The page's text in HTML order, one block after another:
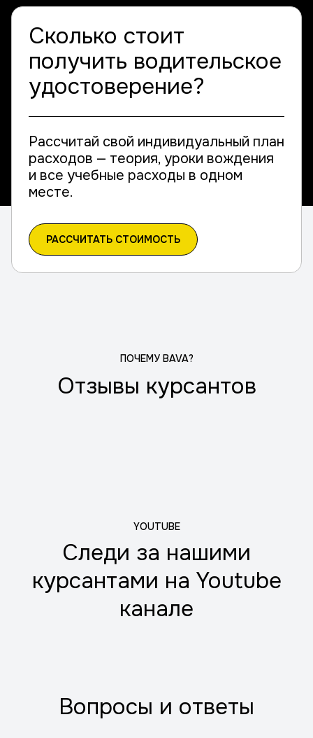
Сколько стоит
получить водительское
удостоверение?
Рассчитай свой индивидуальный план
расходов — теория, уроки вождения
и все учебные расходы в одном
месте.
РАССЧИТАТЬ СТОИМОСТЬ
ПОЧЕМУ BAVA?
Отзывы курсантов
YOUTUBE
Следи за нашими
курсантами на Youtube
канале
Вопросы и ответы